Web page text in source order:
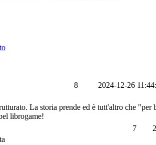
8
2024-12-26
La storia prende ed è tutt'altro che
librogame!
7